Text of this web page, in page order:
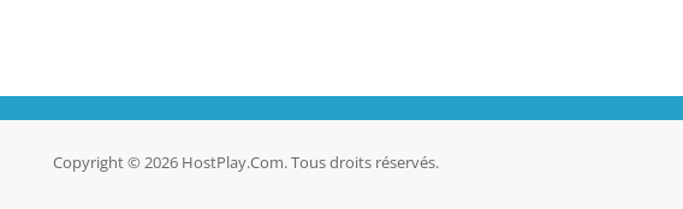
Copyright © 2026 HostPlay.Com. Tous droits réservés.